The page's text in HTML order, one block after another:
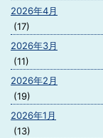
2026年4月
(17)
2026年3月
(11)
2026年2月
(19)
2026年1月
(13)